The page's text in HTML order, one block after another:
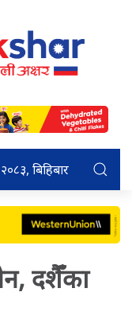
२०८३, बिहिबार
दशैँका